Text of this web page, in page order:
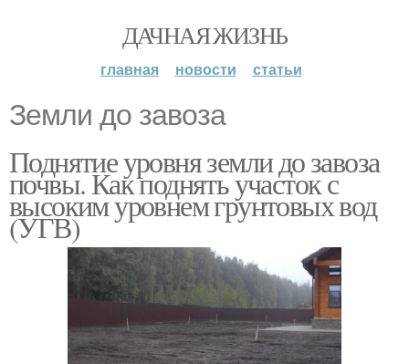
ДАЧНАЯ ЖИЗНЬ
главная новости статьи
Земли до завоза
Поднятие уровня земли до завоза
почвы. Как поднять участок с
высоким уровнем грунтовых вод
(УГВ)